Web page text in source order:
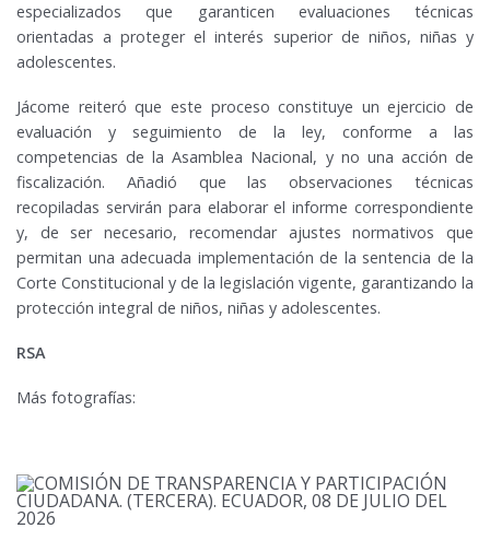
especializados que garanticen evaluaciones técnicas
orientadas a proteger el interés superior de niños, niñas y
adolescentes.
Jácome reiteró que este proceso constituye un ejercicio de
evaluación y seguimiento de la ley, conforme a las
competencias de la Asamblea Nacional, y no una acción de
fiscalización. Añadió que las observaciones técnicas
recopiladas servirán para elaborar el informe correspondiente
y, de ser necesario, recomendar ajustes normativos que
permitan una adecuada implementación de la sentencia de la
Corte Constitucional y de la legislación vigente, garantizando la
protección integral de niños, niñas y adolescentes.
RSA
Más fotografías: